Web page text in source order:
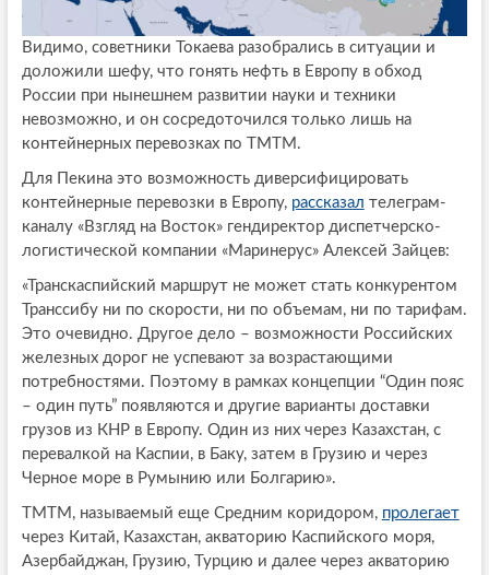
Видимо, советники Токаева разобрались в ситуации и
доложили шефу, что гонять нефть в Европу в обход
России при нынешнем развитии науки и техники
невозможно, и он сосредоточился только лишь на
контейнерных перевозках по ТМТМ.
Для Пекина это возможность диверсифицировать
контейнерные перевозки в Европу, рассказал телеграм-
каналу «Взгляд на Восток» гендиректор диспетчерско-
логистической компании «Маринерус» Алексей Зайцев:
«Транскаспийский маршрут не может стать конкурентом
Транссибу ни по скорости, ни по объемам, ни по тарифам.
Это очевидно. Другое дело – возможности Российских
железных дорог не успевают за возрастающими
потребностями. Поэтому в рамках концепции “Один пояс
– один путь” появляются и другие варианты доставки
грузов из КНР в Европу. Один из них через Казахстан, с
перевалкой на Каспии, в Баку, затем в Грузию и через
Черное море в Румынию или Болгарию».
ТМТМ, называемый еще Средним коридором, пролегает
через Китай, Казахстан, акваторию Каспийского моря,
Азербайджан, Грузию, Турцию и далее через акваторию